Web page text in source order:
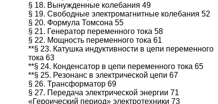
§ 18. Вынужденные колебания 49
§ 19. Свободные электромагнитные колебания 52
§ 20. Формула Томсона 55
§ 21. Генератор переменного тока 58
§ 22. Мощность переменного тока 61
**§ 23. Катушка индуктивности в цепи переменного
тока 63
**§ 24. Конденсатор в цепи переменного тока 65
**§ 25. Резонанс в электрической цепи 67
§ 26. Трансформатор 69
§ 27. Передача электрической энергии 71
«Героический период» электротехники 73